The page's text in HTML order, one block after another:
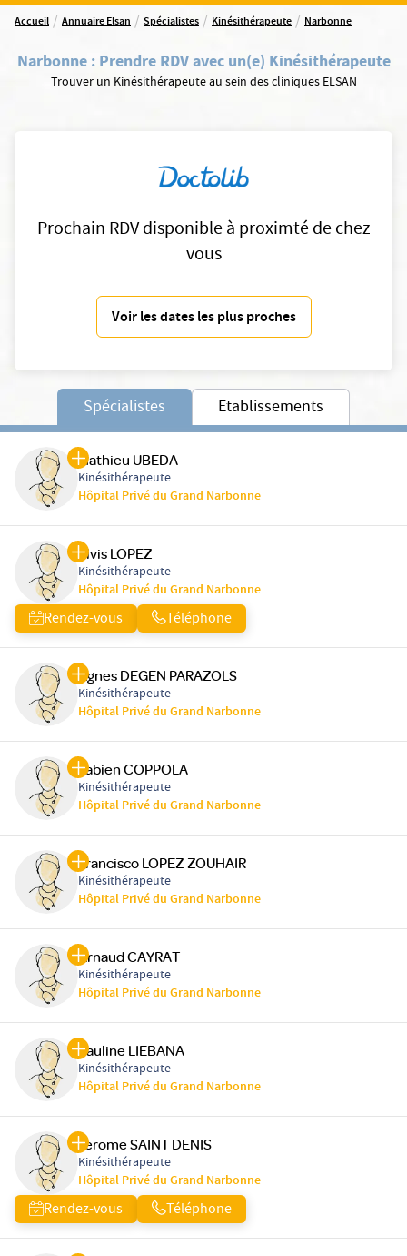
Accueil / Annuaire Elsan / Spécialistes / Kinésithérapeute / Narbonne
Narbonne: Prendre RDV avec un(e) Kinésithérapeute
Trouver un Kinésithérapeute au sein des cliniques ELSAN
Prochain RDV disponible à proximté de chez
vous
Voir les dates les plus proches
Spécialistes Etablissements
Mathieu UBEDA
Kinésithérapeute
Hôpital Privé du Grand Narbonne
Elvis LOPEZ
Kinésithérapeute
Hôpital Privé du Grand Narbonne
Rendez-vous Téléphone
Agnes DEGEN PARAZOLS
Kinésithérapeute
Hôpital Privé du Grand Narbonne
Fabien COPPOLA
Kinésithérapeute
Hôpital Privé du Grand Narbonne
Francisco LOPEZ ZOUHAIR
Kinésithérapeute
Hôpital Privé du Grand Narbonne
Arnaud CAYRAT
Kinésithérapeute
Hôpital Privé du Grand Narbonne
Pauline LIEBANA
Kinésithérapeute
Hôpital Privé du Grand Narbonne
Jerome SAINT DENIS
Kinésithérapeute
Hôpital Privé du Grand Narbonne
Rendez-vous Téléphone